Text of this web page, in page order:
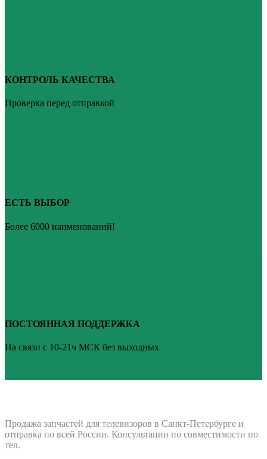
КОНТРОЛЬ КАЧЕСТВА
Проверка перед отправкой
ЕСТЬ ВЫБОР
Более 6000 наименований!
ПОСТОЯННАЯ ПОДДЕРЖКА
На связи с 10-21ч МСК без выходных
Продажа запчастей для телевизоров в Санкт-Петербурге и
отправка по всей России. Консультации по совместимости по
тел.